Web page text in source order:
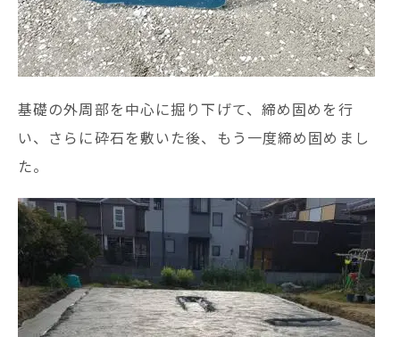
基礎の外周部を中心に掘り下げて、締め固めを行
い、さらに砕石を敷いた後、もう一度締め固めまし
た。